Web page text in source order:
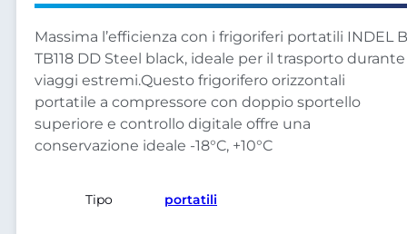
Massima l’efficienza con i frigoriferi portatili INDEL B
TB118 DD Steel black, ideale per il trasporto durante
viaggi estremi.Questo frigorifero orizzontali
portatile a compressore con doppio sportello
superiore e controllo digitale offre una
conservazione ideale -18°C, +10°C
Tipo portatili